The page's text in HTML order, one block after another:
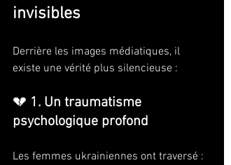
invisibles
Derrière les images médiatiques, il
existe une vérité plus silencieuse :
💔 1. Un traumatisme
psychologique profond
Les femmes ukrainiennes ont traversé :